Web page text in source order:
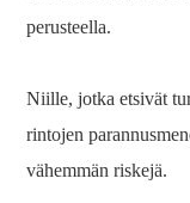
perusteella.
Niille, jotka etsivät
rintojen
vähemmän riskejä.